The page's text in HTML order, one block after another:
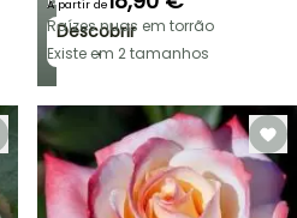
Descobrir
→
A partir de
Raízes nuas em torrão
Existe em 2 tamanhos